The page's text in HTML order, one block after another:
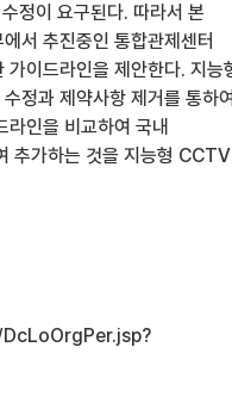
정이 요구된다. 따라서 본
서 추진중인 통합관제센터
이드라인을 제안한다. 지능
정과 제약사항 제거를 통하여
인을 비교하여 국내
추가하는 것을 지능형 CCTV